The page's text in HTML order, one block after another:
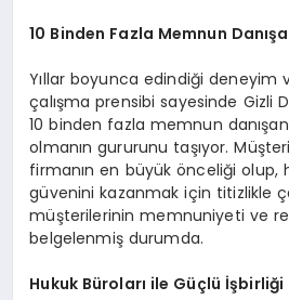
10 Binden Fazla Memnun
Yıllar boyunca edindiği deneyim
çalışma prensibi sayesinde Gizli
10 binden fazla memnun
olmanın gururunu taşıyor.
firmanın en büyük önceliği olup,
güvenini kazanmak için titizlikle
müşterilerinin memnuniyeti ve
belgelenmiş durumda.
Hukuk Büroları ile Güçlü İşbirliği